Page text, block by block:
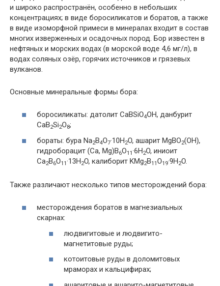
и широко распространён, особенно в небольших
концентрациях; в виде боросиликатов и боратов, а также
в виде изоморфной примеси в минералах входит в состав
многих изверженных и осадочных пород. Бор известен в
нефтяных и морских водах (в морской воде 4,6 мг/л), в
водах соляных озёр, горячих источников и грязевых
вулканов.
Основные минеральные формы бора:
боросиликаты: датолит CaBSiO4OH, данбурит
CaB2Si2O8;
бораты: бура Na2B4O7·10H2O, ашарит MgBO2(OH),
гидроборацит (Ca, Mg)B6O11·6H2O, иниоит
Ca2B6O11·13H2O, калиборит KMg2B11O19·9H2O.
Также различают несколько типов месторождений бора:
месторождения боратов в магнезиальных
скарнах:
людвигитовые и людвигито-
магнетитовые руды;
котоитовые руды в доломитовых
мраморах и кальцифирах;